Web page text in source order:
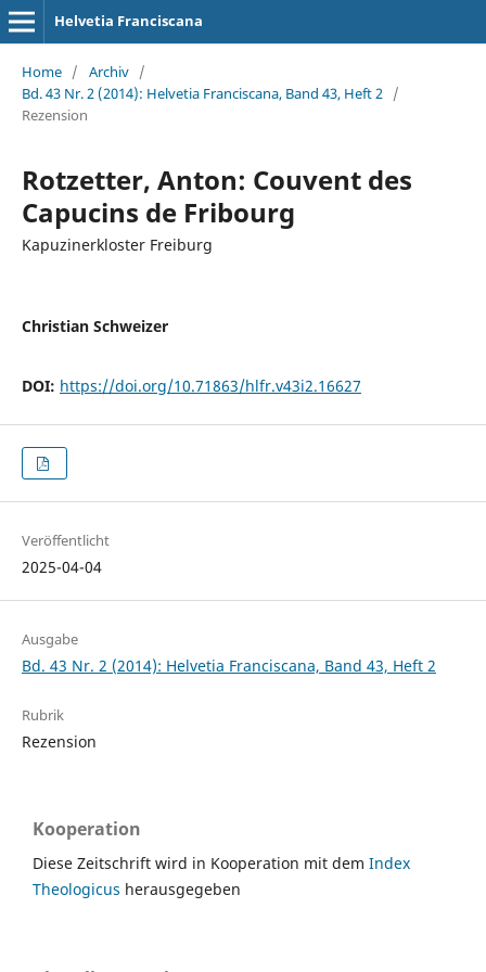
Helvetia Franciscana
Home / Archiv /
Bd. 43 Nr. 2 (2014): Helvetia Franciscana, Band 43, Heft 2 /
Rezension
Rotzetter, Anton: Couvent des
Capucins de Fribourg
Kapuzinerkloster Freiburg
Christian Schweizer
DOI: https://doi.org/10.71863/hlfr.v43i2.16627
Veröffentlicht
2025-04-04
Ausgabe
Bd. 43 Nr. 2 (2014): Helvetia Franciscana, Band 43, Heft 2
Rubrik
Rezension
Kooperation
Diese Zeitschrift wird in Kooperation mit dem Index
Theologicus herausgegeben